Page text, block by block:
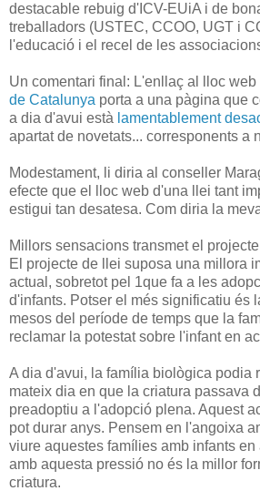
destacable rebuig d'ICV-EUiA i de
treballadors (USTEC, CCOO, UGT i
l'educació i el recel de les
Un comentari final: L'enllaç al lloc web
de Catalunya porta a una pàgina que
a dia d'avui està lamentablement
apartat de novetats... corresponents a
Modestament, li diria al conseller
efecte que el lloc web d'una llei tant
estigui tan desatesa. Com diria la
Millors sensacions transmet el
El projecte de llei suposa una millora
actual, sobretot pel 1que fa a les
d'infants. Potser el més significatiu és
mesos del període de temps que la
reclamar la potestat sobre l'infant en
A dia d'avui, la família biològica podia
mateix dia en que la criatura passava
preadoptiu a l'adopció plena. Aquest
pot durar anys. Pensem en l'angoixa
viure aquestes famílies amb infants
amb aquesta pressió no és la millor
criatura.